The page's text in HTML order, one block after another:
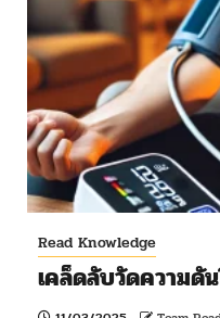
Read Knowledge
เคล็ดลับวัดความดั